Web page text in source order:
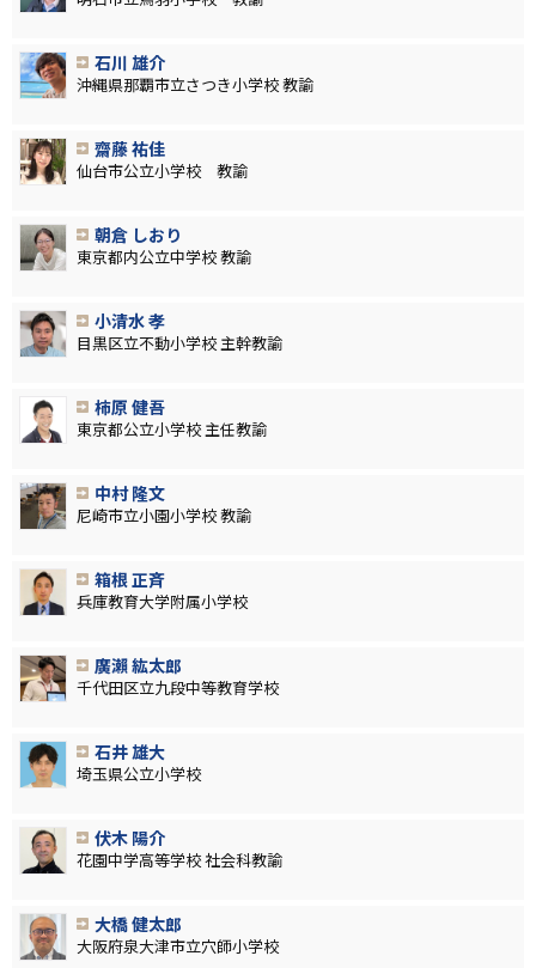
石川 雄介
沖縄県那覇市立さつき小学校 教諭
齋藤 祐佳
仙台市公立小学校 教諭
朝倉 しおり
東京都内公立中学校 教諭
小清水 孝
目黒区立不動小学校 主幹教諭
柿原 健吾
東京都公立小学校 主任教諭
中村 隆文
尼崎市立小園小学校 教諭
箱根 正斉
兵庫教育大学附属小学校
廣瀨 紘太郎
千代田区立九段中等教育学校
石井 雄大
埼玉県公立小学校
伏木 陽介
花園中学高等学校 社会科教諭
大橋 健太郎
大阪府泉大津市立穴師小学校